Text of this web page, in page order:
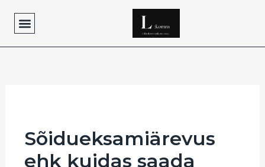
content
Sõidueksamiärevus
ehk kuidas saada